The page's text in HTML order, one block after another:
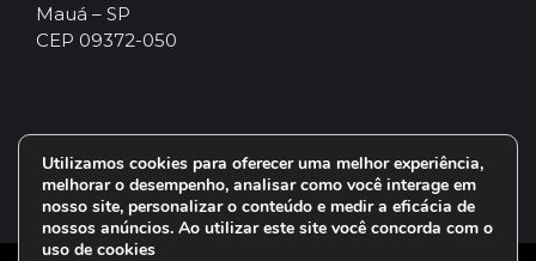
Mauá – SP
CEP 09372-050
Utilizamos cookies para oferecer uma melhor experiência,
melhorar o desempenho, analisar como você interage em
nosso site, personalizar o conteúdo e medir a eficácia de
nossos anúncios. Ao utilizar este site você concorda com o
uso de cookies